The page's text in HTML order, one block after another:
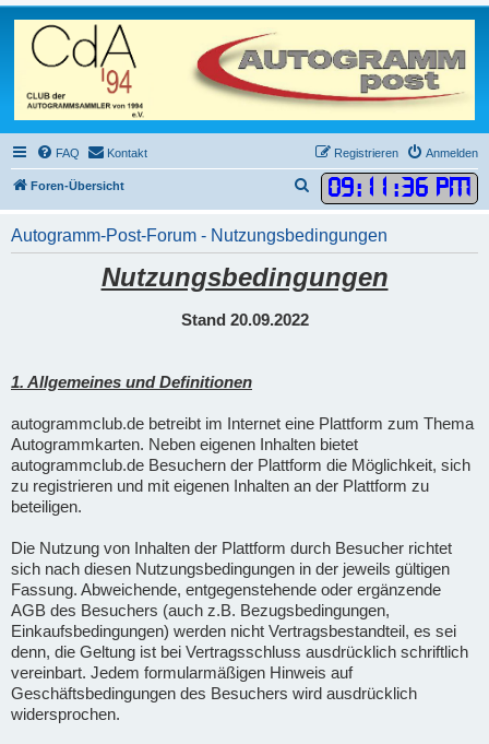
FAQ Kontakt Anmelden
Registrieren
Foren-Übersicht 09: 11 :36 PM
u
c
e
Autogramm-Post-Forum - Nutzungsbedingungen
Nutzungsbedingungen
Stand 20.09.2022
1. Allgemeines und Definitionen
autogrammclub.de betreibt im Internet eine Plattform zum Thema
Autogrammkarten. Neben eigenen Inhalten bietet
autogrammclub.de Besuchern der Plattform die Möglichkeit, sich
zu registrieren und mit eigenen Inhalten an der Plattform zu
beteiligen.
Die Nutzung von Inhalten der Plattform durch Besucher richtet
sich nach diesen Nutzungsbedingungen in der jeweils gültigen
Fassung. Abweichende, entgegenstehende oder ergänzende
AGB des Besuchers (auch z.B. Bezugsbedingungen,
Einkaufsbedingungen) werden nicht Vertragsbestandteil, es sei
denn, die Geltung ist bei Vertragsschluss ausdrücklich schriftlich
vereinbart. Jedem formularmäßigen Hinweis auf
Geschäftsbedingungen des Besuchers wird ausdrücklich
widersprochen.